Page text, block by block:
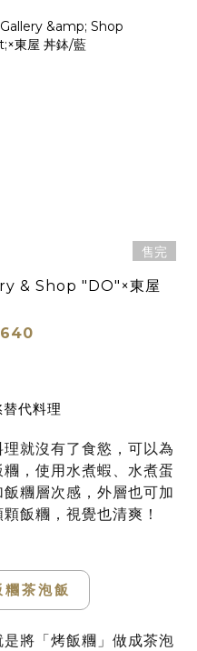
售完
& Shop "DO"×東屋
代料理
就沒有了食慾，可以為
，使用水煮蝦、水煮蛋
糰層次感，外層也可加
飯糰，視覺也清爽！
茶泡飯
是將「烤飯糰」做成茶泡